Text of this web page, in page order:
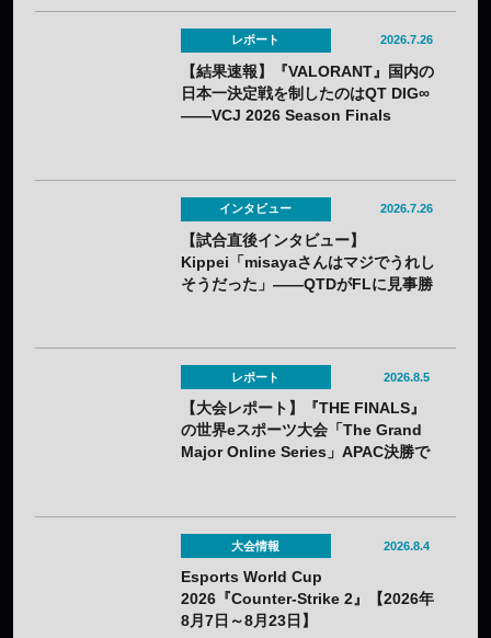
レポート 2026.7.26
【結果速報】『VALORANT』国内の
日本一決定戦を制したのはQT DIG∞
——VCJ 2026 Season Finals
インタビュー 2026.7.26
【試合直後インタビュー】
Kippei「misayaさんはマジでうれし
そうだった」――QTDがFLに見事勝
レポート 2026.8.5
【大会レポート】『THE FINALS』
の世界eスポーツ大会「The Grand
Major Online Series」APAC決勝で
大会情報 2026.8.4
Esports World Cup
2026『Counter-Strike 2』【2026年
8月7日～8月23日】